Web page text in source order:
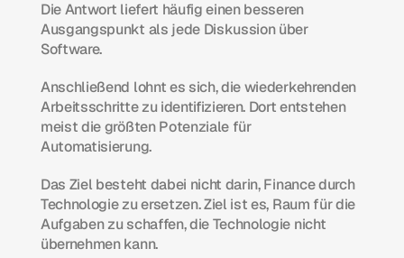
Die Antwort liefert häufig einen besseren
Ausgangspunkt als jede Diskussion über
Software.
Anschließend lohnt es sich, die wiederkehrenden
Arbeitsschritte zu identifizieren. Dort entstehen
meist die größten Potenziale für
Automatisierung.
Das Ziel besteht dabei nicht darin, Finance durch
Technologie zu ersetzen. Ziel ist es, Raum für die
Aufgaben zu schaffen, die Technologie nicht
übernehmen kann.